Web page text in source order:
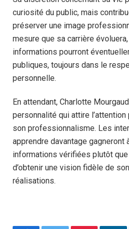
curiosité du public, mais
préserver une image
mesure que sa carrière
informations pourront
publiques, toujours dans le
personnelle.
En attendant, Charlotte
personnalité qui attire
son professionnalisme. Les
apprendre davantage gagneront
informations vérifiées plutôt
d’obtenir une vision fidèle de
réalisations.